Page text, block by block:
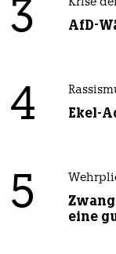
3 Krise
AfD-
4 Ekel-
5
eine